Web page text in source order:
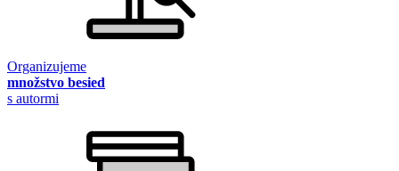
Organizujeme
množstvo besied
s autormi